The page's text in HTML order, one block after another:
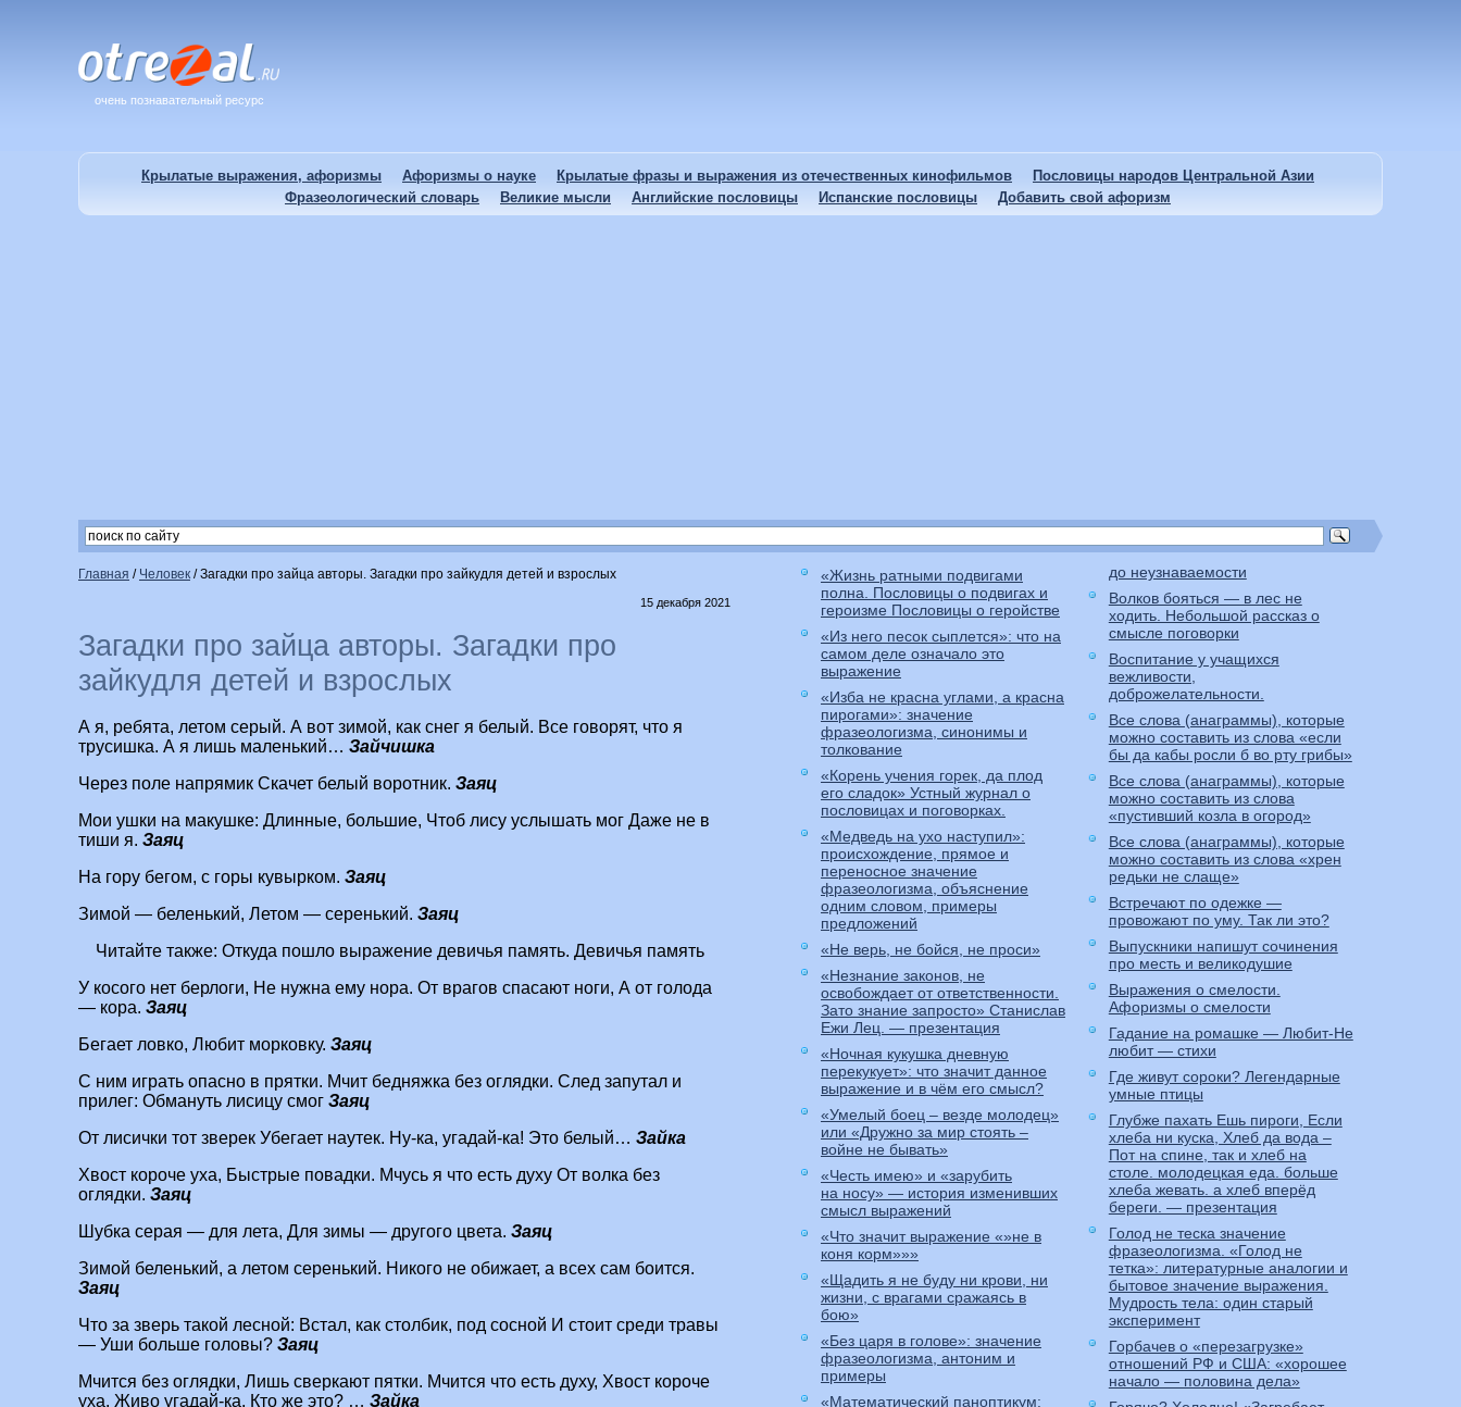
очень познавательный ресурс
Крылатые выражения, афоризмы Афоризмы о науке Крылатые фразы и выражения из отечественных кинофильмов
Пословицы народов Центральной Азии
Фразеологический словарь
Великие мысли Английские пословицы Испанские пословицы Добавить свой афоризм
Главная / Человек /Загадки про зайца авторы. Загадки про зайкудля детей и взрослых
15 декабря 2021
Загадки про зайца авторы. Загадки про
зайкудля детей и взрослых
А я, ребята, летом серый. А вот зимой, как снег я белый. Все говорят, что я
трусишка. А я лишь маленький… Зайчишка
Через поле напрямик Скачет белый воротник. Заяц
Мои ушки на макушке: Длинные, большие, Чтоб лису услышать мог Даже не в
тиши я. Заяц
На гору бегом, с горы кувырком. Заяц
Зимой — беленький, Летом — серенький. Заяц
Читайте также: Откуда пошло выражение девичья память. Девичья память
У косого нет берлоги, Не нужна ему нора. От врагов спасают ноги, А от голода
— кора. Заяц
Бегает ловко, Любит морковку. Заяц
С ним играть опасно в прятки. Мчит бедняжка без оглядки. След запутал и
прилег: Обмануть лисицу смог Заяц
От лисички тот зверек Убегает наутек. Ну-ка, угадай-ка! Это белый… Зайка
Хвост короче уха, Быстрые повадки. Мчусь я что есть духу От волка без
оглядки. Заяц
Шубка серая — для лета, Для зимы — другого цвета. Заяц
Зимой беленький, а летом серенький. Никого не обижает, а всех сам боится.
Заяц
Что за зверь такой лесной: Встал, как столбик, под сосной И стоит среди травы
— Уши больше головы? Заяц
Мчится без оглядки, Лишь сверкают пятки. Мчится что есть духу, Хвост короче
уха. Живо угадай-ка, Кто же это? … Зайка
«Жизнь ратными подвигами
полна. Пословицы о подвигах и
героизме Пословицы о геройстве
«Из него песок сыплется»: что на
самом деле означало это
выражение
«Изба не красна углами, а красна
пирогами»: значение
фразеологизма, синонимы и
толкование
«Корень учения горек, да плод
его сладок» Устный журнал о
пословицах и поговорках.
«Медведь на ухо наступил»:
происхождение, прямое и
переносное значение
фразеологизма, объяснение
одним словом, примеры
предложений
«Не верь, не бойся, не проси»
«Незнание законов, не
освобождает от ответственности.
Зато знание запросто» Станислав
Ежи Лец. — презентация
«Ночная кукушка дневную
перекукует»: что значит данное
выражение и в чём его смысл?
«Умелый боец – везде молодец»
или «Дружно за мир стоять –
войне не бывать»
«Честь имею» и «зарубить
на носу» — история изменивших
смысл выражений
«Что значит выражение «»не в
коня корм»»»
«Щадить я не буду ни крови, ни
жизни, с врагами сражаясь в
бою»
«Без царя в голове»: значение
фразеологизма, антоним и
примеры
«Математический паноптикум:
до неузнаваемости
Волков бояться — в лес не
ходить. Небольшой рассказ о
смысле поговорки
Воспитание у учащихся
вежливости,
доброжелательности.
Все слова (анаграммы), которые
можно составить из слова «если
бы да кабы росли б во рту грибы»
Все слова (анаграммы), которые
можно составить из слова
«пустивший козла в огород»
Все слова (анаграммы), которые
можно составить из слова «хрен
редьки не слаще»
Встречают по одежке —
провожают по уму. Так ли это?
Выпускники напишут сочинения
про месть и великодушие
Выражения о смелости.
Афоризмы о смелости
Гадание на ромашке — Любит-Не
любит — стихи
Где живут сороки? Легендарные
умные птицы
Глубже пахать Ешь пироги, Если
хлеба ни куска, Хлеб да вода –
Пот на спине, так и хлеб на
столе. молодецкая еда. больше
хлеба жевать. а хлеб вперёд
береги. — презентация
Голод не теска значение
фразеологизма. «Голод не
тетка»: литературные аналогии и
бытовое значение выражения.
Мудрость тела: один старый
эксперимент
Горбачев о «перезагрузке»
отношений РФ и США: «хорошее
начало — половина дела»